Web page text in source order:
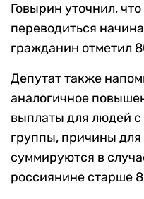
Говырин уточнил,
переводиться
гражданин отметил
Депутат также
аналогичное
выплаты для людей
группы, причины
суммируются в
россиянине старше